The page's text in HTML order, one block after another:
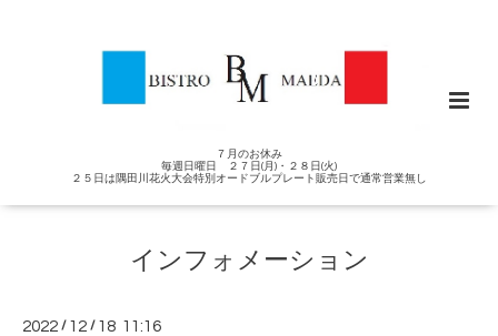
７月のお休み
毎週日曜日 ２７日(月)・２８日(火)
２５日は隅田川花火大会特別オードブルプレート販売日で通常営業無し
インフォメーション
2022 / 12 / 18 11:16